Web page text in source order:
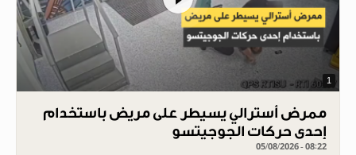
1
ممرض أسترالي يسيطر على مريض باستخدام
إحدى حركات الجوجيتسو
05/08/2026 - 08:22